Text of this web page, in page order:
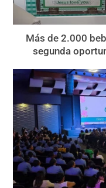
Más de 2.000
segunda